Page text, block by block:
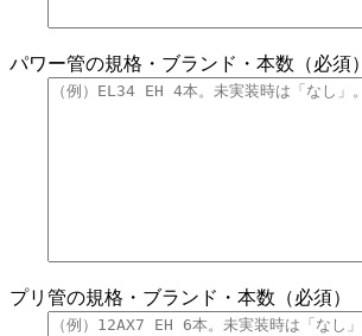
パワー管の規格・ブランド・本数（必須）
プリ管の規格・ブランド・本数（必須）